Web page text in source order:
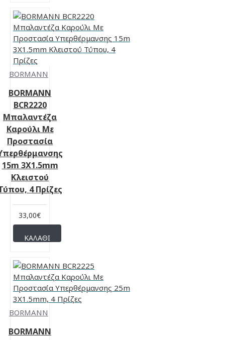
BORMANN
BORMANN
BCR2220
Μπαλαντέζα
Καρούλι Με
Προστασία
15m 3X1.5mm
Κλειστού
4 Πρίζες
33,00€
ΚΑΛΆΘΙ
BORMANN
BORMANN